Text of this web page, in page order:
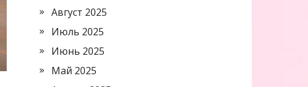
Август 2025
Июль 2025
Июнь 2025
Май 2025